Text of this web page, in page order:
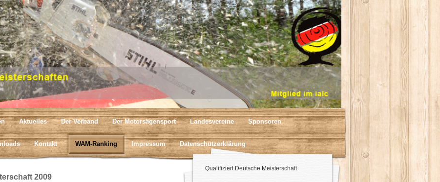
Aktuelles Der Verband Der Motorsägensport Landesvereine Sponsoren
Kontakt WAM-Ranking Impressum Datenschutzerklärung
2009
Qualifiziert Deutsche Meisterschaft